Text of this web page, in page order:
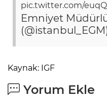
pic.twitter.com/
Emniyet
Kaynak: IGF
Yorum Ekle